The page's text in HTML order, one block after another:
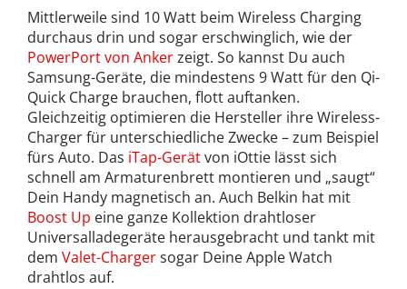
Mittlerweile sind 10 Watt beim Wireless Charging
durchaus drin und sogar erschwinglich, wie der
PowerPort von Ankerzeigt. So kannst Du auch
Samsung-Geräte, die mindestens 9 Watt für den Qi-
Quick Charge brauchen, flott auftanken.
Gleichzeitig optimieren die Hersteller ihre Wireless-
Charger für unterschiedliche Zwecke – zum Beispiel
fürs Auto. Das iTap-Gerätvon iOttie lässt sich
schnell am Armaturenbrett montieren und „saugt“
Dein Handy magnetisch an. Auch Belkin hat mit
Boost Up eine ganze Kollektion drahtloser
Universalladegeräte herausgebracht und tankt mit
dem Valet-Chargersogar Deine Apple Watch
drahtlos auf.